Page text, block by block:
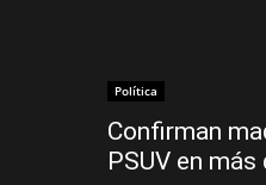
Política
Confirman
PSUV en más